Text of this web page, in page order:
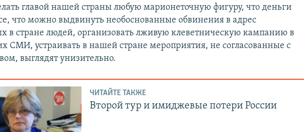
главой нашей страны любую марионеточную фигуру, что деньги
что можно выдвинуть необоснованные обвинения в адрес
в стране людей, организовать лживую клеветническую кампанию в
СМИ, устраивать в нашей стране мероприятия, не согласованные с
выглядят унизительно.
ЧИТАЙТЕ ТАКЖЕ
Второй тур и имиджевые потери России